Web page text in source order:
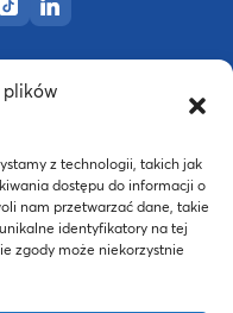
plików
z technologii, takich jak
dostępu do informacji o
nam przetwarzać dane, takie
identyfikatory na tej
zgody może niekorzystnie
pageprofile
YouTube channel
Official TikTok page
Official LinkedIn
w